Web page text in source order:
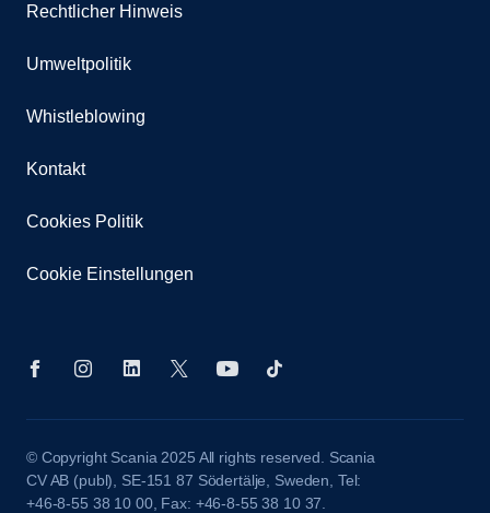
Rechtlicher Hinweis
Umweltpolitik
Whistleblowing
Kontakt
Cookies Politik
Cookie Einstellungen
© Copyright Scania 2025 All rights reserved. Scania
CV AB (publ), SE-151 87 Södertälje, Sweden, Tel:
+46-8-55 38 10 00, Fax: +46-8-55 38 10 37.